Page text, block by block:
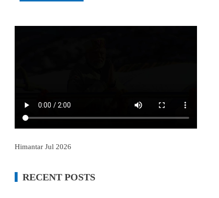
Himantar Jul 2026
RECENT POSTS